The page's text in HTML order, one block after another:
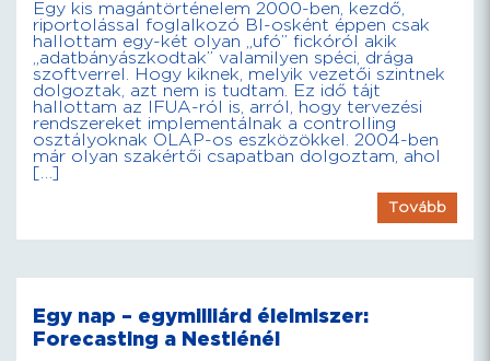
Egy kis magántörténelem 2000-ben, kezdő,
riportolással foglalkozó BI-osként éppen csak
hallottam egy-két olyan „ufó” fickóról akik
„adatbányászkodtak” valamilyen spéci, drága
szoftverrel. Hogy kiknek, melyik vezetői szintnek
dolgoztak, azt nem is tudtam. Ez idő tájt
hallottam az IFUA-ról is, arról, hogy tervezési
rendszereket implementálnak a controlling
osztályoknak OLAP-os eszközökkel. 2004-ben
már olyan szakértői csapatban dolgoztam, ahol
[…]
Tovább
Egy nap – egymilliárd élelmiszer:
Forecasting a Nestlénél